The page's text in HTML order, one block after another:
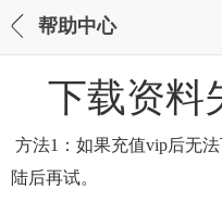
帮助中心
下载资料
方法1：如果充值vip后无
陆后再试。